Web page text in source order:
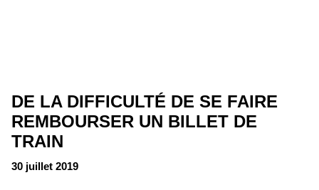
DE LA DIFFICULTÉ DE SE FAIRE
REMBOURSER UN BILLET DE
TRAIN
30 juillet 2019